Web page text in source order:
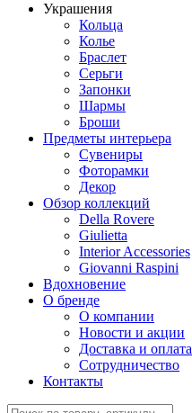
Украшения
Кольца
Колье
Браслет
Серьги
Запонки
Шармы
Броши
Предметы интерьера
Сувениры
Фоторамки
Декор
Обзор коллекций
Della Rovere
Giulietta
Interior Accessories
Giovanni Raspini
Вдохновение
О бренде
О компании
Новости и акции
Доставка и оплата
Сотрудничество
Контакты